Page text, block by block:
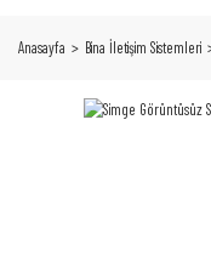
Anasayfa Bina İletişim Sistemleri